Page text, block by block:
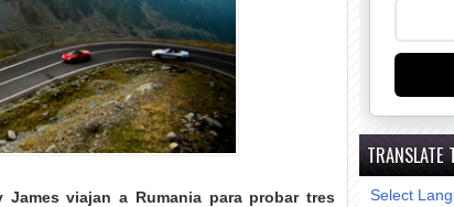
viajan a Rumania para probar tres
TRANSLATE
Select